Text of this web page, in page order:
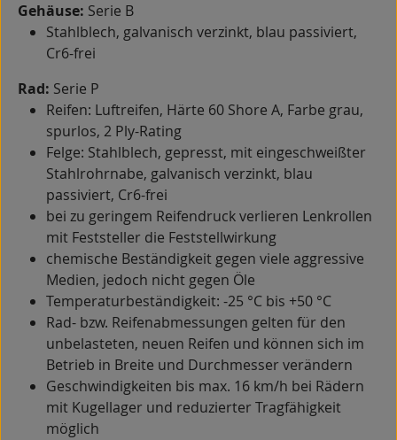
Gehäuse: Serie B
Stahlblech, galvanisch verzinkt, blau passiviert,
Cr6-frei
Rad: Serie P
Reifen: Luftreifen, Härte 60 Shore A, Farbe grau,
spurlos, 2 Ply-Rating
Felge: Stahlblech, gepresst, mit eingeschweißter
Stahlrohrnabe, galvanisch verzinkt, blau
passiviert, Cr6-frei
bei zu geringem Reifendruck verlieren Lenkrollen
mit Feststeller die Feststellwirkung
chemische Beständigkeit gegen viele aggressive
Medien, jedoch nicht gegen Öle
Temperaturbeständigkeit: -25 °C bis +50 °C
Rad- bzw. Reifenabmessungen gelten für den
unbelasteten, neuen Reifen und können sich im
Betrieb in Breite und Durchmesser verändern
Geschwindigkeiten bis max. 16 km/h bei Rädern
mit Kugellager und reduzierter Tragfähigkeit
möglich